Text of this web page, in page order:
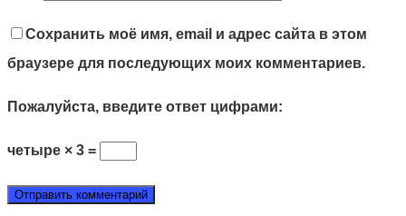
Сохранить моё имя, email и адрес сайта в этом
браузере для последующих моих комментариев.
Пожалуйста, введите ответ цифрами:
четыре × 3 =